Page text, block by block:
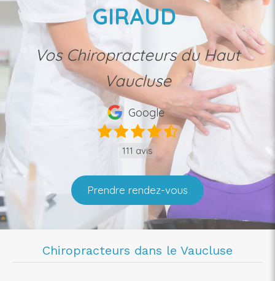
GIRAUD
Vos Chiropracteurs du Haut
Vaucluse
Google
111 avis
Prendre rendez-vous
Chiropracteurs dans le Vaucluse